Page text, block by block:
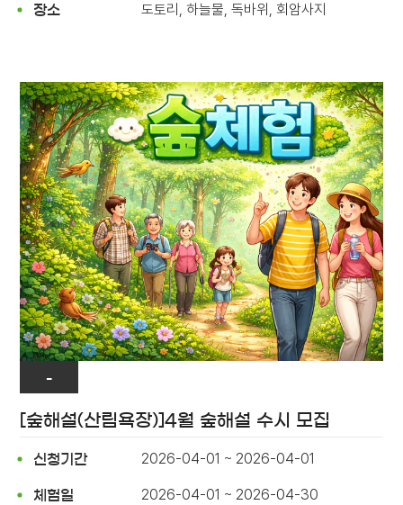
장소 도토리, 하늘물, 독바위, 회암사지
-
[숲해설(산림욕장)]4월 숲해설 수시 모집
신청기간 2026-04-01 ~ 2026-04-01
체험일 2026-04-01 ~ 2026-04-30